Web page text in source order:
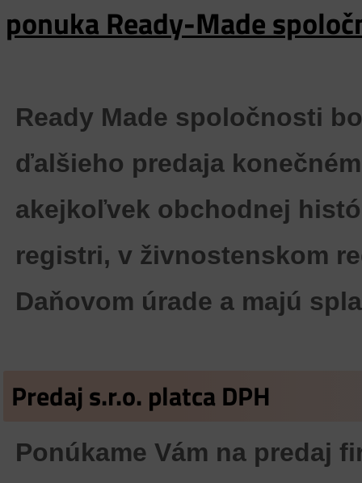
ponuka Ready-Made
Ready Made spoločnosti
ďalšieho predaja
akejkoľvek obchodnej
registri, v živnostenskom
Daňovom úrade a majú
Predaj s.r.o. platca DPH
Ponúkame Vám na predaj